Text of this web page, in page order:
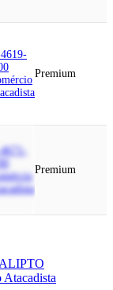
Premium
Premium